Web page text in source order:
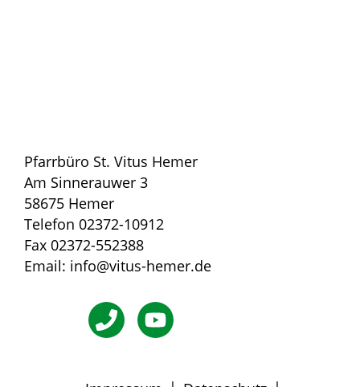
Pfarrbüro St. Vitus Hemer
Am Sinnerauwer 3
58675 Hemer
Telefon 02372-10912
Fax 02372-552388
Email: info@vitus-hemer.de